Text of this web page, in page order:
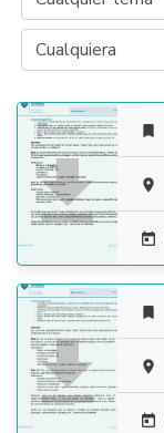







